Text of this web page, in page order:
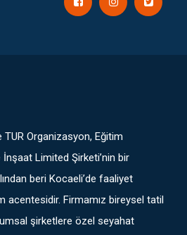
Organizasyon, Eğitim
İnşaat Limited Şirketi’nin bir
beri Kocaeli’de faaliyet
acentesidir. Firmamız bireysel tatil
şirketlere özel seyahat